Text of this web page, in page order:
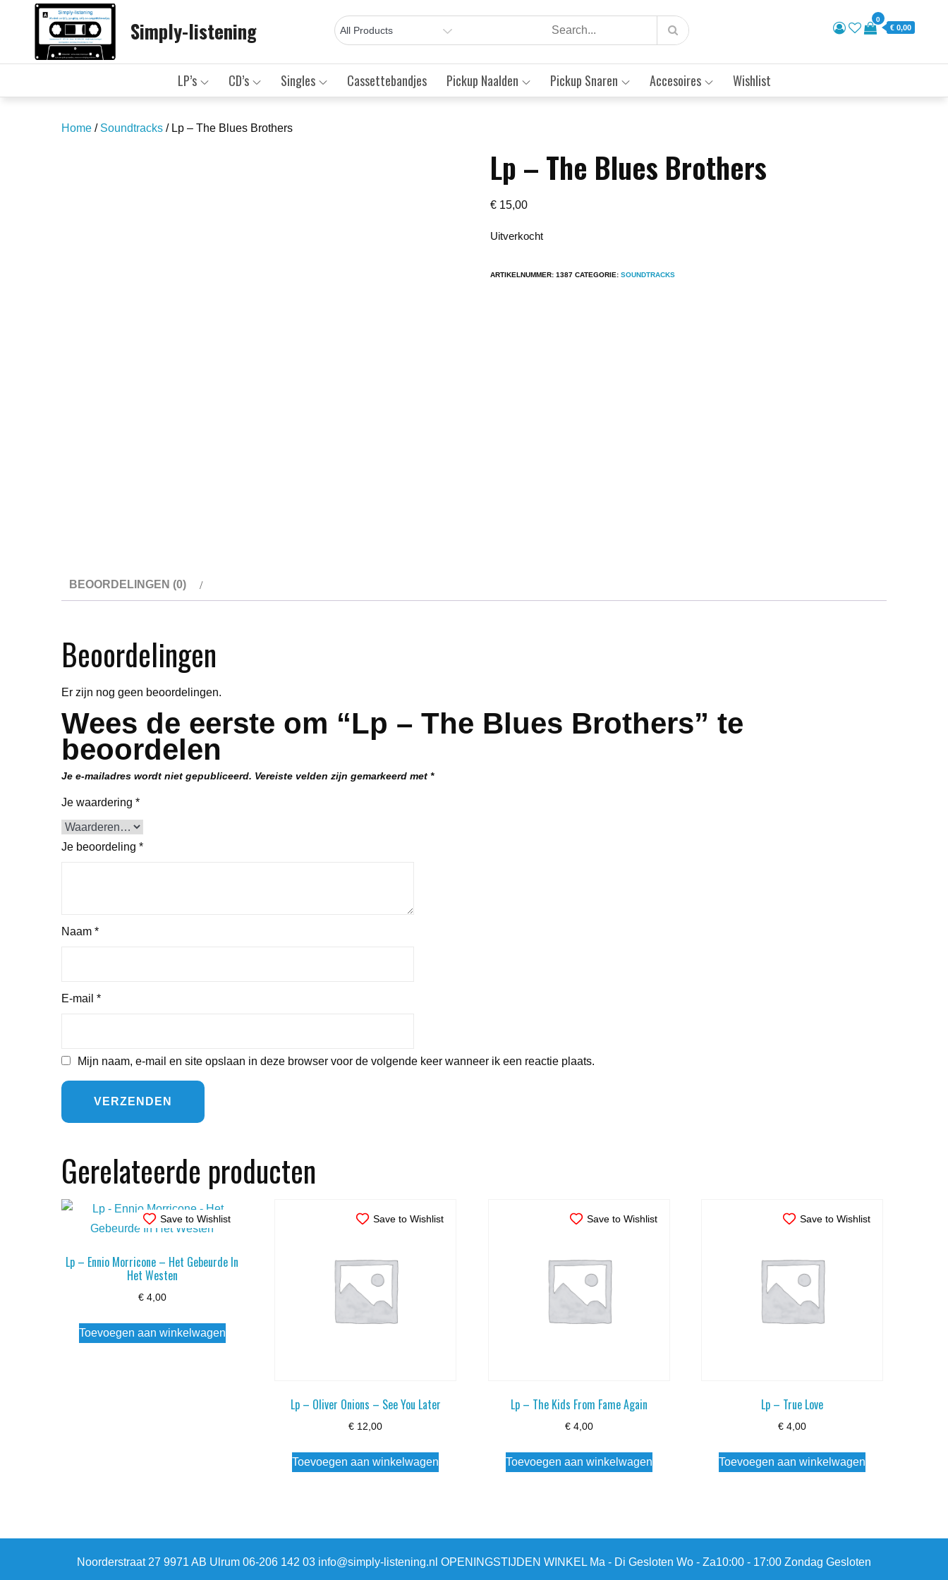
Simply-listening 0
€ 0,00
LP’s CD’s Singles Cassettebandjes Pickup Naalden Pickup Snaren Accesoires Wishlist
Home / Soundtracks / Lp – The Blues Brothers
Lp – The Blues Brothers
€ 15,00
Uitverkocht
ARTIKELNUMMER:1387 CATEGORIE:SOUNDTRACKS
BEOORDELINGEN (0)
Beoordelingen
Er zijn nog geen beoordelingen.
Wees de eerste om “Lp – The Blues Brothers” te
beoordelen
Je e-mailadres wordt niet gepubliceerd. Vereiste velden zijn gemarkeerd met *
Je waardering *
Je beoordeling *
Naam *
E-mail *
Mijn naam, e-mail en site opslaan in deze browser voor de volgende keer wanneer ik een reactie plaats.
Gerelateerde producten
Save to Wishlist
Lp – Ennio Morricone – Het Gebeurde In
Het Westen
€4,00
Toevoegen aan winkelwagen
Save to Wishlist
Lp – Oliver Onions – See You Later
€ 12,00
Toevoegen aan winkelwagen
Save to Wishlist
Lp – The Kids From Fame Again
€4,00
Toevoegen aan winkelwagen
Save to Wishlist
Lp – True Love
€ 4,00
Toevoegen aan winkelwagen
Noorderstraat 27 9971 AB Ulrum 06-206 142 03 info@simply-listening.nl OPENINGSTIJDEN WINKEL Ma - Di Gesloten Wo - Za10:00 - 17:00 Zondag Gesloten